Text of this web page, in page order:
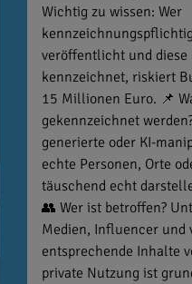
Wichtig zu wissen: Wer
veröffentlicht und
kennzeichnet, riskiert
15 Millionen Euro. 📌
gekennzeichnet
generierte oder KI-
echte Personen, Orte
täuschend echt
👥 Wer ist betroffen?
Medien, Influencer und
entsprechende Inhalte
private Nutzung ist